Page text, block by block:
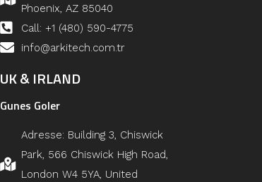
Phoenix, AZ 85040
Call: +1 (480) 590-4775
info@arkitech.com.tr
UK & IRLAND
Gunes Goler
Adresse: Building 3, Chiswick
Park, 566 Chiswick High Road,
London W4 5YA, United